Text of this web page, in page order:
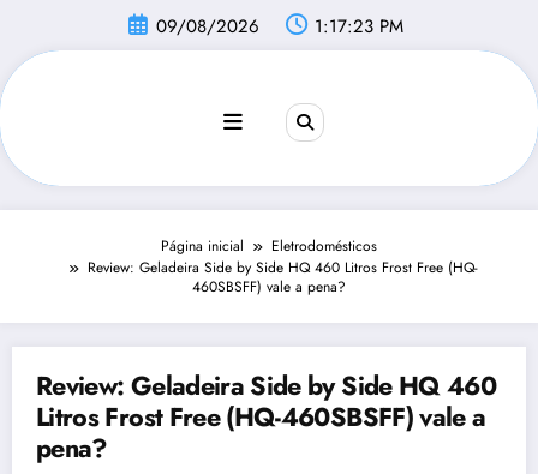
conteúdo
09/08/2026 1:17:24 PM
Página inicial
Eletrodomésticos
Review: Geladeira Side by Side HQ 460 Litros Frost Free (HQ-
460SBSFF) vale a pena?
Review: Geladeira Side by Side HQ 460
Litros Frost Free (HQ-460SBSFF) vale a
pena?